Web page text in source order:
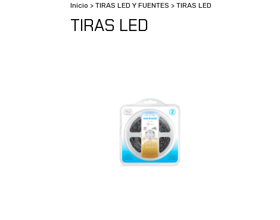
Inicio > TIRAS LED Y FUENTES > TIRAS LED
TIRAS LED